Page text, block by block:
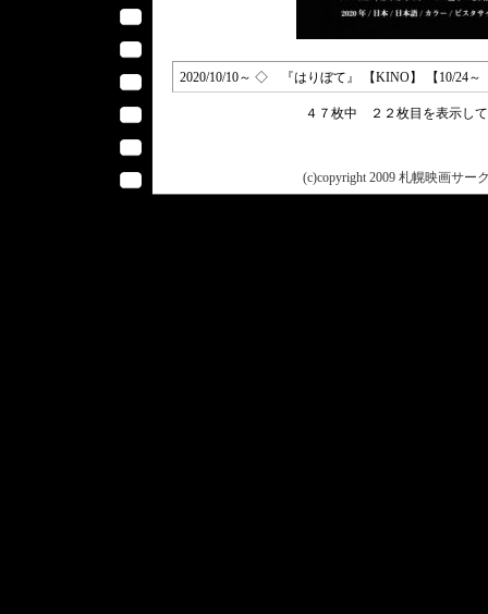
2020/10/10～ ◇ 『はりぼて』 【KINO】 【10/24
４７枚中 ２２枚目を表示し
(c)copyright 2009 札幌映画サー